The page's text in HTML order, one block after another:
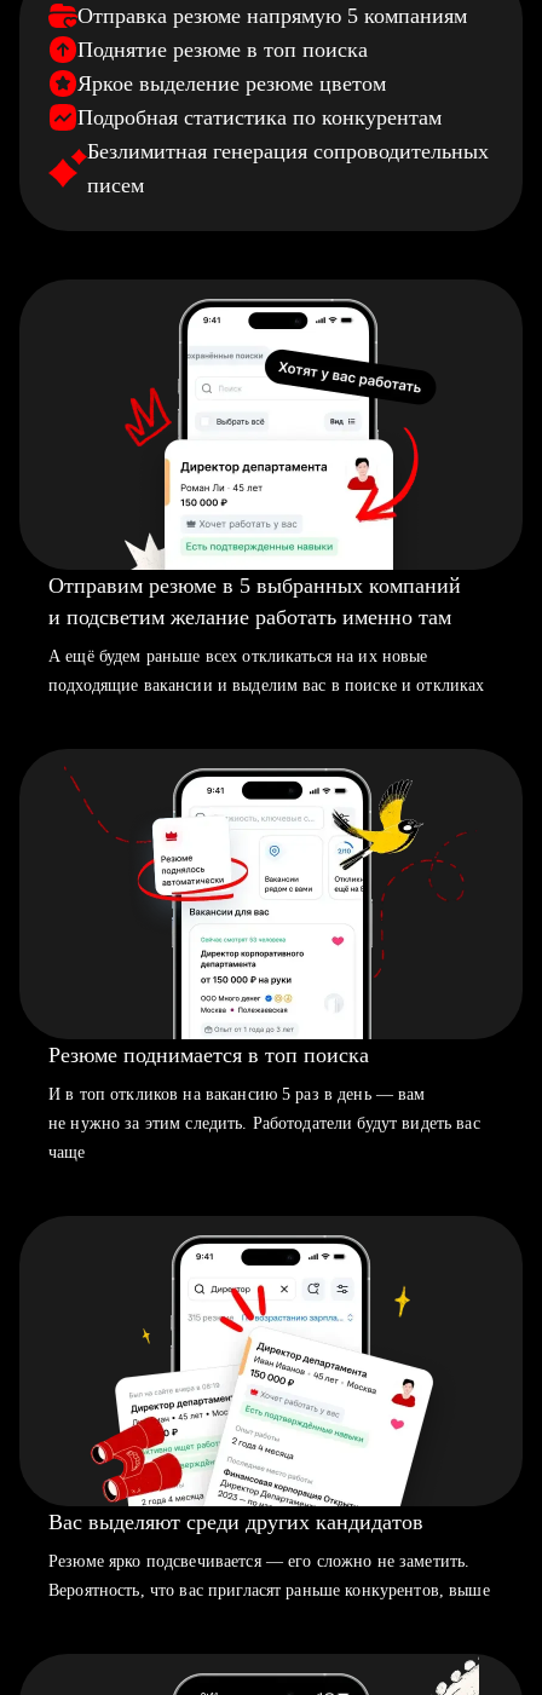
Отправка резюме напрямую 5 компаниям
Поднятие резюме в топ поиска
Яркое выделение резюме цветом
Подробная статистика по конкурентам
Безлимитная генерация сопроводительных
писем
Отправим резюме в 5 выбранных компаний
и подсветим желание работать именно там
А ещё будем раньше всех откликаться на их новые
подходящие вакансии и выделим вас в поиске и откликах
Резюме поднимается в топ поиска
И в топ откликов на вакансию 5 раз в день — вам
не нужно за этим следить. Работодатели будут видеть вас
чаще
Вас выделяют среди других кандидатов
Резюме ярко подсвечивается — его сложно не заметить.
Вероятность, что вас пригласят раньше конкурентов, выше